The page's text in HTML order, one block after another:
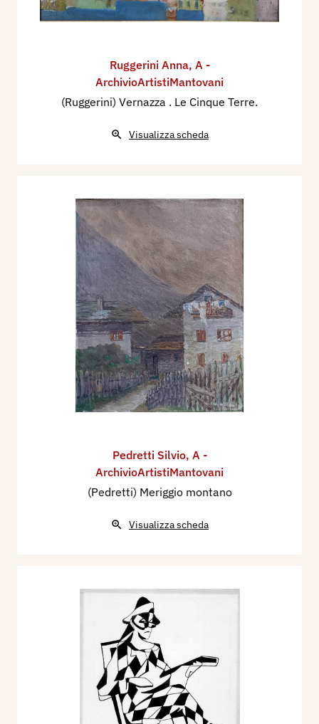
Ruggerini Anna, A -
ArchivioArtistiMantovani
(Ruggerini) Vernazza . Le Cinque Terre.
Visualizza scheda
Pedretti Silvio, A -
ArchivioArtistiMantovani
(Pedretti) Meriggio montano
Visualizza scheda